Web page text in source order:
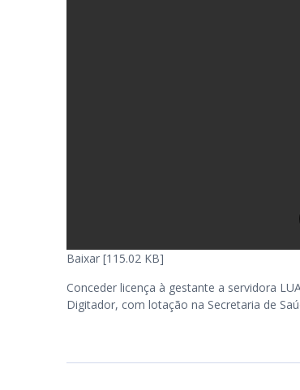
Baixar [115.02 KB]
Conceder licença à gestante a servidora
Digitador, com lotação na Secretaria de